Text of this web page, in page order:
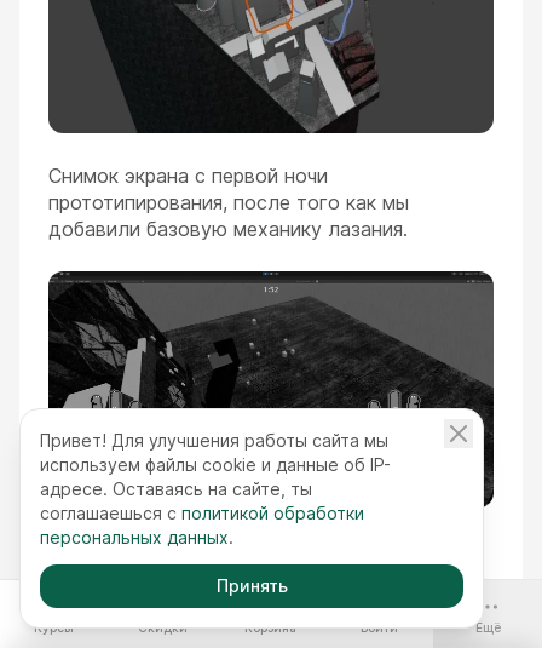
Снимок экрана с первой ночи
прототипирования, после того как мы
добавили базовую механику лазания.
Снимок экрана с раннего теста ИИ для NPC,
который мог лазить по стенам.
Курсы Скидки Корзина Войти Ещё
Привет! Для улучшения работы сайта мы
используем файлы cookie и данные об IP-
адресе. Оставаясь на сайте, ты
соглашаешься с политикой обработки
персональных данных.
Принять